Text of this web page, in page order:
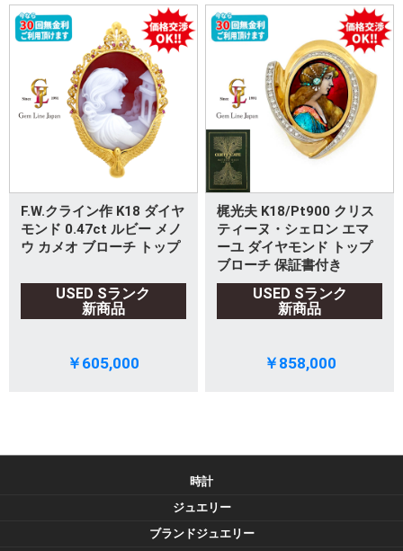
F.W.クライン作 K18 ダイヤ
モンド 0.47ct ルビー メノ
ウ カメオ ブローチ トップ
USED Sランク
新商品
￥605,000
梶光夫 K18/Pt900 クリス
ティーヌ・シェロン エマ
ーユ ダイヤモンド トップ
ブローチ 保証書付き
USED Sランク
新商品
￥858,000
時計
ジュエリー
ブランドジュエリー